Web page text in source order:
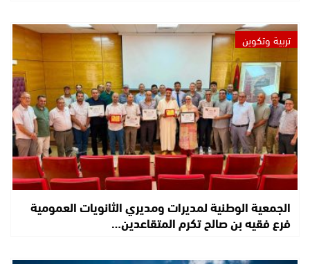
تربية وتكوين
الجمعية الوطنية لمديرات ومديري الثانويات العمومية
فرع فقيه بن صالح تكرم المتقاعدين…